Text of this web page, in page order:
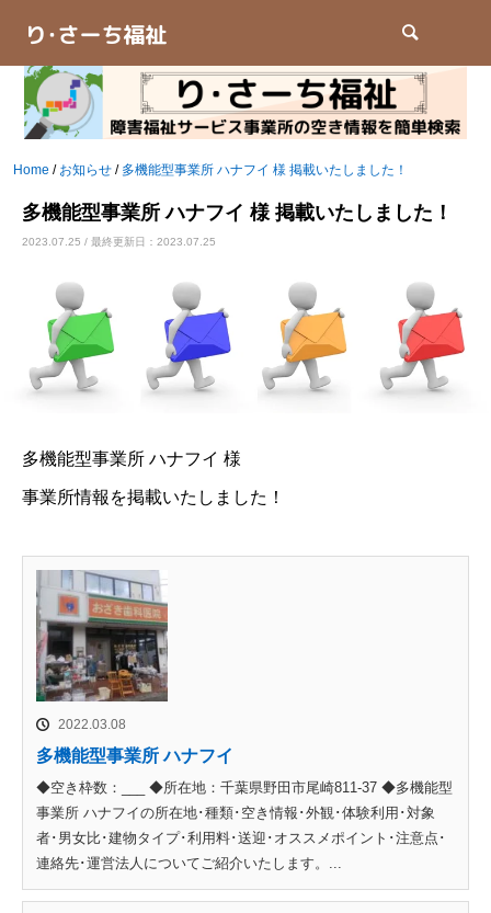
Home / お知らせ / 多機能型事業所 ハナフイ 様 掲載いたしました！
多機能型事業所 ハナフイ 様 掲載いたしました！
2023.07.25 / 最終更新日：2023.07.25
多機能型事業所 ハナフイ 様
事業所情報を掲載いたしました！
2022.03.08
多機能型事業所 ハナフイ
◆空き枠数：___ ◆所在地：千葉県野田市尾崎811-37 ◆多機能型
事業所 ハナフイの所在地･種類･空き情報･外観･体験利用･対象
者･男女比･建物タイプ･利用料･送迎･オススメポイント･注意点･
連絡先･運営法人についてご紹介いたします。...